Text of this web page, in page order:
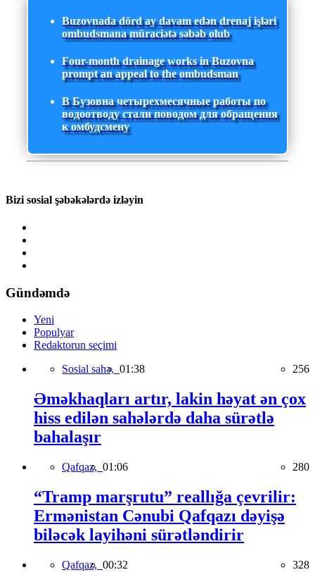
Buzovnada dörd ay davam edən drenaj işləri
ombudsmana müraciətə səbəb olub
Four-month drainage works in Buzovna
prompt an appeal to the ombudsman
В Бузовна четырехмесячные работы по
водоотводу стали поводом для обращения
к омбудсмену
Bizi sosial şəbəkələrdə izləyin
Gündəmdə
Yeni
Populyar
Redaktorun seçimi
Sosial sahə, 01:38 256
Əməkhaqları artır, lakin həyat ən çox
hiss edilən sahələrdə daha sürətlə
bahalaşır
Qafqaz, 01:06 280
“Tramp marşrutu” reallığa çevrilir:
Ermənistan Cənubi Qafqazı dəyişə
biləcək layihəni sürətləndirir
Qafqaz, 00:32 328